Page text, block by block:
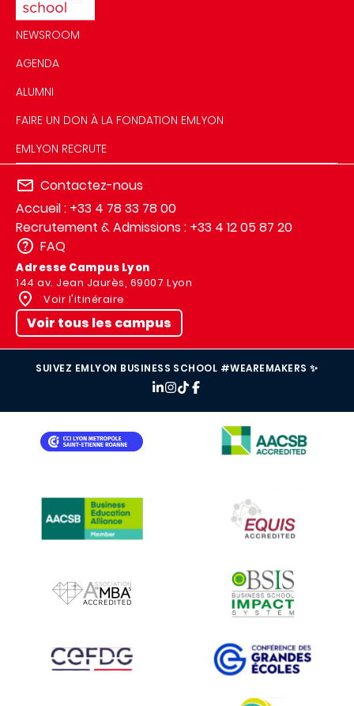
NEWSROOM
AGENDA
ALUMNI
FAIRE UN DON À LA FONDATION EMLYON
EMLYON RECRUTE
Contactez-nous
Accueil : +33 4 78 33 78 00
Recrutement & Admissions : +33 4 12 05 87 20
FAQ
Adresse Campus Lyon
144 av. Jean Jaurès, 69007 Lyon
Voir l'itinéraire
Voir tous les campus
SUIVEZ EMLYON BUSINESS SCHOOL #WEAREMAKERS ✨
IMAGE
IMAGE
IMAGE
IMAGE
IMAGE